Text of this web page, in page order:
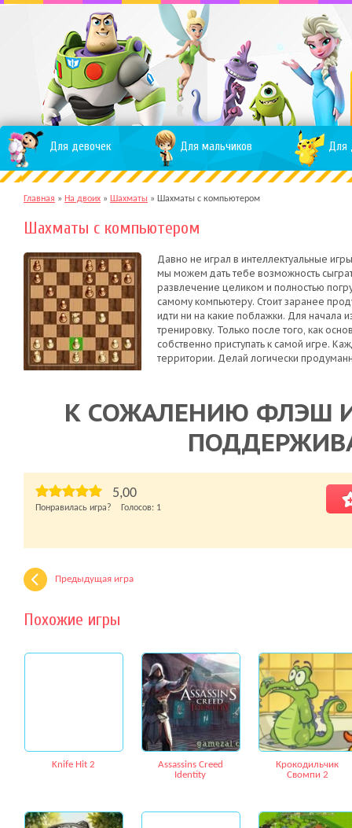
Для девочек Для мальчиков Для
Главная » На двоих » Шахматы » Шахматы с компьютером
Шахматы с компьютером
Давно не играл в интеллектуальные
мы можем дать тебе возможность
развлечение целиком и полностью
самому компьютеру. Стоит заранее
идти ни на какие поблажки. Для начала
тренировку. Только после того, как
собственно приступать к самой игре.
территории. Делай логически
К СОЖАЛЕНИЮ ФЛЭШ
5,00
Понравилась игра? Голосов: 1
Предыдущая игра
Похожие игры
Knife Hit 2
Assassins Creed
Identity
Крокодильчик
Свомпи 2